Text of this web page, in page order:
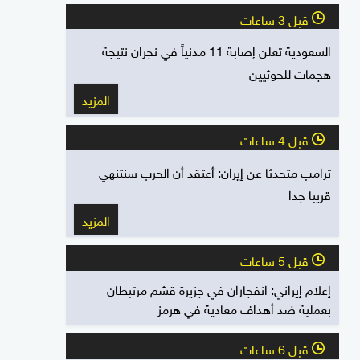
l قبل 3 ساعات
السعودية تعلن إصابة 11 مدنياً في نجران نتيجة
هجمات للحوثيين
المزيد
l قبل 4 ساعات
ترامب متحدثا عن إيران: أعتقد أن الحرب سنتنهي
قريبا جدا
المزيد
l قبل 5 ساعات
إعلام إيراني: انفجاران في جزيرة قشم مرتبطان
بعملية ضد أهداف معادية في هرمز
l قبل 6 ساعات